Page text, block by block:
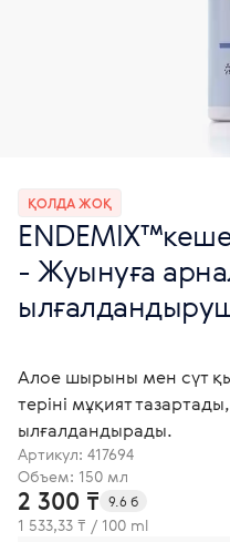
ҚОЛДА ЖОҚ
- Жуынуға
Алое шырыны мен сүт
теріні мұқият
ылғалдандырады.
Артикул: 417694
Объем: 150 мл
2 300 ₸ 9.6 б
1 533,33 ₸ / 100 ml